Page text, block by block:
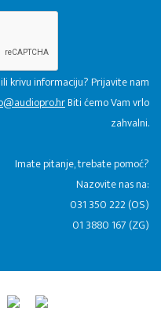
krivu informaciju? Prijavite nam
Biti ćemo Vam vrlo
zahvalni.
​Imate pitanje, trebate pomoć?
Nazovite nas na:
031 350 222 (OS)
01 3880 167 (ZG)